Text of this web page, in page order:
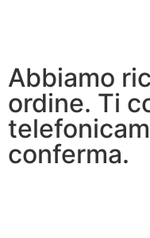
Abbiamo
ordine. Ti
conferma.